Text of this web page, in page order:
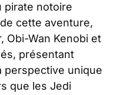
pirate notoire
cette aventure,
Obi-Wan Kenobi et
présentant
perspective unique
que les Jedi